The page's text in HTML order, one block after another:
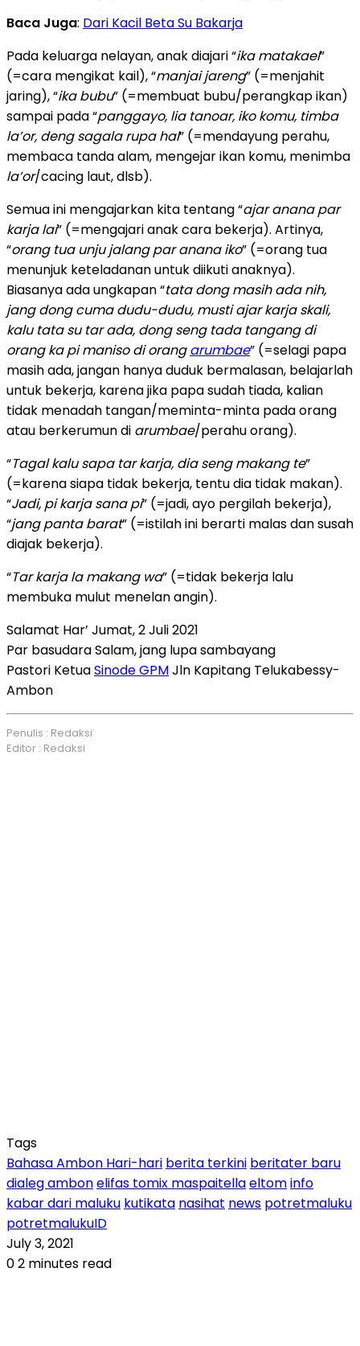
Baca Juga: Dari Kacil Beta Su Bakarja
Pada keluarga nelayan, anak diajari “ika matakael”
(=cara mengikat kail), “manjai jareng” (=menjahit
jaring), “ika bubu” (=membuat bubu/perangkap ikan)
sampai pada “panggayo, lia tanoar, iko komu, timba
la’or, deng sagala rupa hal” (=mendayung perahu,
membaca tanda alam, mengejar ikan komu, menimba
la’or/cacing laut, dlsb).
Semua ini mengajarkan kita tentang “ajar anana par
karja lai” (=mengajari anak cara bekerja). Artinya,
“orang tua unju jalang par anana iko” (=orang tua
menunjuk keteladanan untuk diikuti anaknya).
Biasanya ada ungkapan “tata dong masih ada nih,
jang dong cuma dudu-dudu, musti ajar karja skali,
kalu tata su tar ada, dong seng tada tangang di
orang ka pi maniso di orangarumbae” (=selagi papa
masih ada, jangan hanya duduk bermalasan, belajarlah
untuk bekerja, karena jika papa sudah tiada, kalian
tidak menadah tangan/meminta-minta pada orang
atau berkerumun di arumbae/perahu orang).
“Tagal kalu sapa tar karja, dia seng makang te”
(=karena siapa tidak bekerja, tentu dia tidak makan).
“Jadi, pi karja sana pi” (=jadi, ayo pergilah bekerja),
“jang panta barat” (=istilah ini berarti malas dan susah
diajak bekerja).
“Tar karja la makang wa” (=tidak bekerja lalu
membuka mulut menelan angin).
Salamat Har’ Jumat, 2 Juli 2021
Par basudara Salam, jang lupa sambayang
Pastori KetuaSinode GPMJln Kapitang Telukabessy-
Ambon
Penulis : Redaksi
Editor : Redaksi
Tags
Bahasa Ambon Hari-hari berita terkini beritater baru
dialeg ambonelifas tomix maspaitellaeltominfo
kabar dari maluku kutikata nasihat news potretmaluku
potretmalukuID
July 3, 2021
02 minutes read